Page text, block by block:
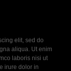
elit, sed do
aliqua. Ut enim
laboris nisi ut
irure dolor in